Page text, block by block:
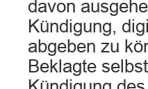
davon
Kündigung,
abgeben zu
Beklagte